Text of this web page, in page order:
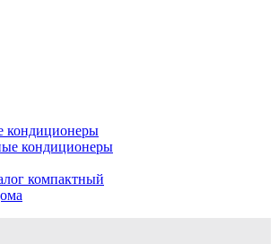
кондиционеры
кондиционеры
компактный